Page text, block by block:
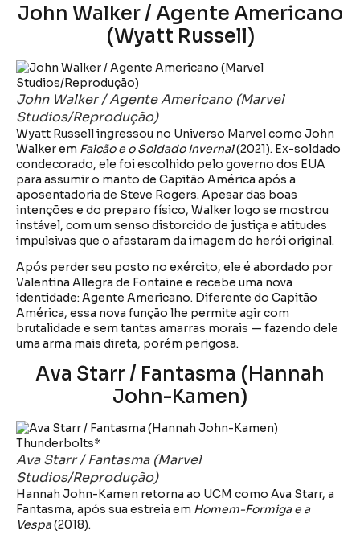
John Walker / Agente Americano
(Wyatt Russell)
John Walker / Agente Americano (Marvel
Studios/Reprodução)
Wyatt Russell ingressou no Universo Marvel como John
Walker em Falcão e o Soldado Invernal(2021). Ex-soldado
condecorado, ele foi escolhido pelo governo dos EUA
para assumir o manto de Capitão América após a
aposentadoria de Steve Rogers. Apesar das boas
intenções e do preparo físico, Walker logo se mostrou
instável, com um senso distorcido de justiça e atitudes
impulsivas que o afastaram da imagem do herói original.
Após perder seu posto no exército, ele é abordado por
Valentina Allegra de Fontaine e recebe uma nova
identidade: Agente Americano. Diferente do Capitão
América, essa nova função lhe permite agir com
brutalidade e sem tantas amarras morais — fazendo dele
uma arma mais direta, porém perigosa.
Ava Starr / Fantasma (Hannah
John-Kamen)
Ava Starr / Fantasma (Marvel
Studios/Reprodução)
Hannah John-Kamen retorna ao UCM como Ava Starr, a
Fantasma, após sua estreia em Homem-Formiga e a
Vespa(2018).